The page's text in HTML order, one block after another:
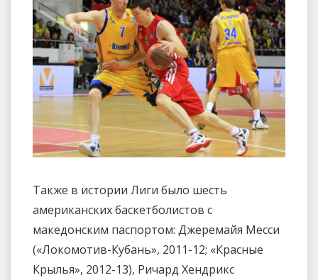
Также в истории Лиги было шесть
американских баскетболистов с
македонским паспортом: Джеремайя Месси
(«Локомотив-Кубань», 2011-12; «Красные
Крылья», 2012-13), Ричард Хендрикс